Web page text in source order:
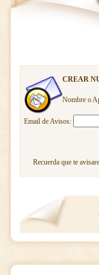
CREAR
Nombre o
Email de Avisos:
Recuerda que te